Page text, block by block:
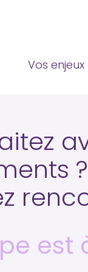
Vos enjeux
?
est